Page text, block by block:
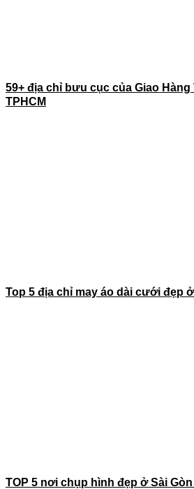
59+ địa chỉ bưu cục của Giao Hàng
TPHCM
Top 5 địa chỉ may áo dài cưới đẹp ở
TOP 5 nơi chụp hình đẹp ở Sài